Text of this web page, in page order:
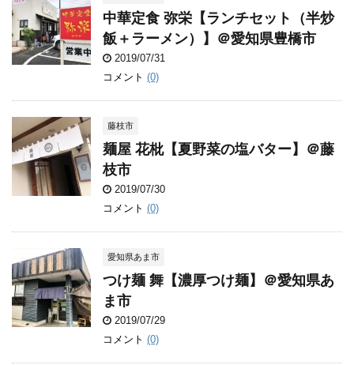
中華定食 弥栄【ランチセット（半炒
飯＋ラーメン）】＠愛知県豊橋市
2019/07/31
コメント (0)
藤枝市
麺屋 花枇【夏野菜の塩バター】＠藤
枝市
2019/07/30
コメント (0)
愛知県あま市
つけ麺 舞【濃厚つけ麺】＠愛知県あ
ま市
2019/07/29
コメント (0)